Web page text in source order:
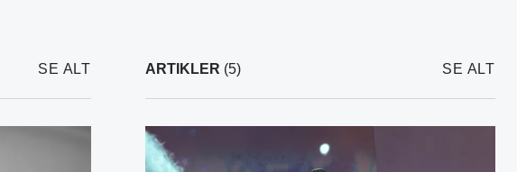
SE ALT ARTIKLER (5) SE ALT